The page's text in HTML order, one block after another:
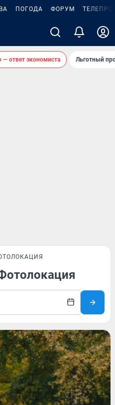
ПОГОДА ФОРУМ
— ответ экономиста Льготный